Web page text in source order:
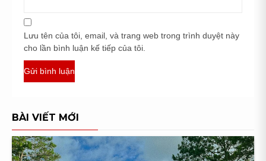
Lưu tên của tôi, email, và trang web trong trình duyệt này
cho lần bình luận kế tiếp của tôi.
BÀI VIẾT MỚI